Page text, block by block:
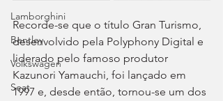
Lamborghini
Bentley
Volkswagen
Seat
Recorde-se que o título Gran Turismo,
desenvolvido pela Polyphony Digital e
liderado pelo famoso produtor
Kazunori Yamauchi, foi lançado em
1997 e, desde então, tornou-se um dos